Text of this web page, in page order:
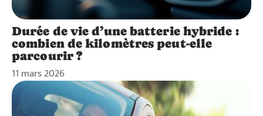
Durée de vie d’une batterie hybride :
combien de kilomètres peut-elle
parcourir ?
11 mars 2026